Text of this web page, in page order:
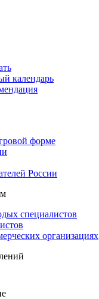
календарь
форме
России
специалистов
организациях